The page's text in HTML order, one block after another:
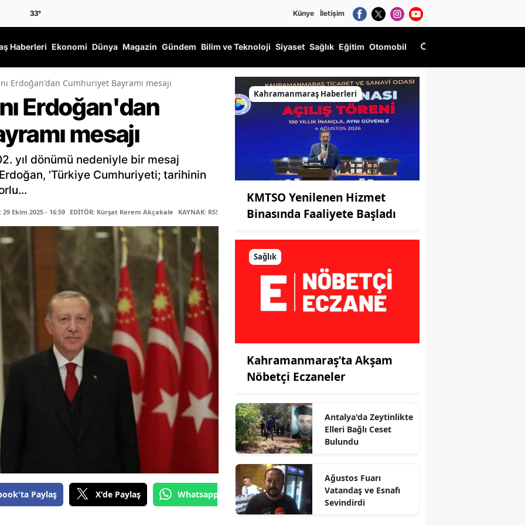
33° Künye İletişim
Haberleri Ekonomi Dünya Magazin Gündem Bilim ve Teknoloji Siyaset Sağlık Eğitim Otomobil
Erdoğan'dan Cumhuriyet Bayramı mesajı
Erdoğan'dan
mesajı
yıl dönümü nedeniyle bir mesaj
'Türkiye Cumhuriyeti; tarihinin
29 Ekim 2025 - 16:59 EDİTÖR: Kürşat Kerem Akçakale KAYNAK: RSS
Paylaş X'de Paylaş Whatsapp'tan Gönder
Kahramanmaraş Haberleri
KMTSO Yenilenen Hizmet
Binasında Faaliyete Başladı
Sağlık
Kahramanmaraş’ta Akşam
Nöbetçi Eczaneler
Antalya'da Zeytinlikte
Elleri Bağlı Ceset
Bulundu
Ağustos Fuarı
Vatandaş ve Esnafı
Sevindirdi